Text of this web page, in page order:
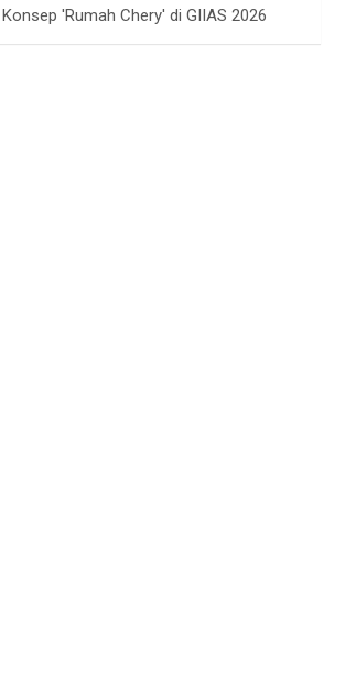
'Rumah Chery' di GIIAS 2026